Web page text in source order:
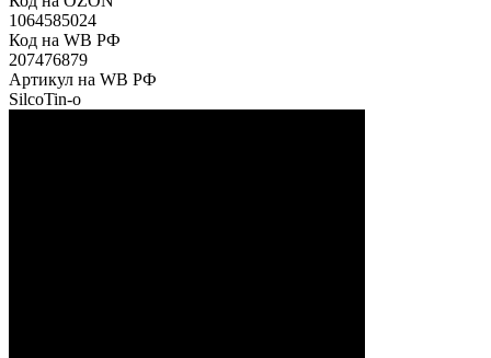
1064585024
Код на WB РФ
207476879
Артикул на WB РФ
SilcoTin-о